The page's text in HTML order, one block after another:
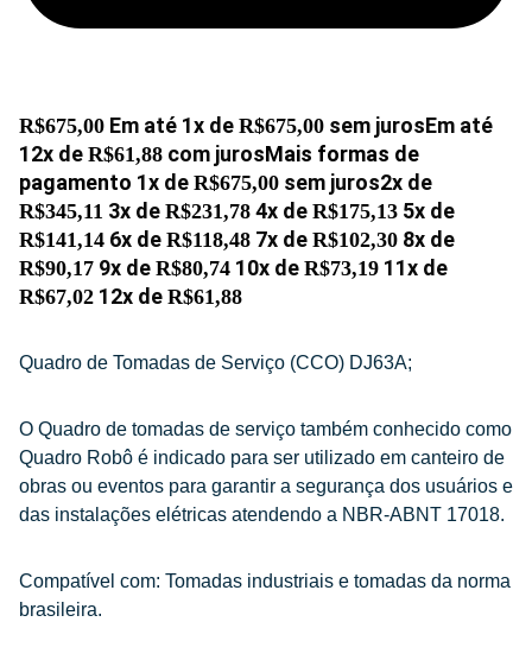
R$675,00 Em até 1x de R$675,00 sem jurosEm até
12x de R$61,88 com jurosMais formas de
pagamento 1x de R$675,00 sem juros2x de
R$345,11 3x de R$231,78 4x de R$175,13 5x de
R$141,14 6x de R$118,48 7x de R$102,30 8x de
R$90,17 9x de R$80,74 10x de R$73,19 11x de
R$67,02 12x de R$61,88
Quadro de Tomadas de Serviço (CCO) DJ63A;
O Quadro de tomadas de serviço também conhecido como
Quadro Robô é indicado para ser utilizado em canteiro de
obras ou eventos para garantir a segurança dos usuários e
das instalações elétricas atendendo a NBR-ABNT 17018.
Compatível com: Tomadas industriais e tomadas da norma
brasileira.